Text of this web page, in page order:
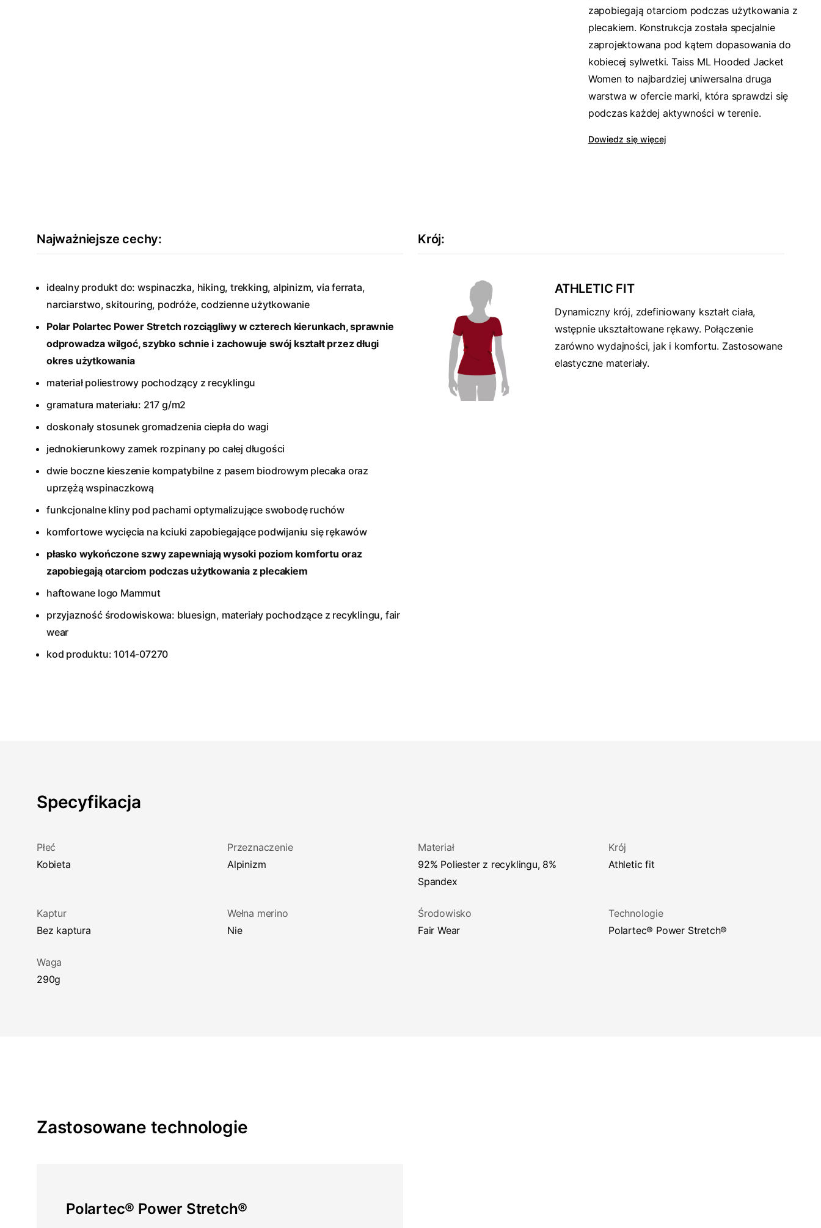
zapobiegają otarciom podczas użytkowania z
plecakiem. Konstrukcja została specjalnie
zaprojektowana pod kątem dopasowania do
kobiecej sylwetki. Taiss ML Hooded Jacket
Women to najbardziej uniwersalna druga
warstwa w ofercie marki, która sprawdzi się
podczas każdej aktywności w terenie.
Dowiedz się więcej
Najważniejsze cechy:
idealny produkt do: wspinaczka, hiking, trekking, alpinizm, via ferrata,
narciarstwo, skitouring, podróże, codzienne użytkowanie
Polar Polartec Power Stretch rozciągliwy w czterech kierunkach, sprawnie
odprowadza wilgoć, szybko schnie i zachowuje swój kształt przez długi
okres użytkowania
materiał poliestrowy pochodzący z recyklingu
gramatura materiału: 217 g/m2
doskonały stosunek gromadzenia ciepła do wagi
jednokierunkowy zamek rozpinany po całej długości
dwie boczne kieszenie kompatybilne z pasem biodrowym plecaka oraz
uprzężą wspinaczkową
funkcjonalne kliny pod pachami optymalizujące swobodę ruchów
komfortowe wycięcia na kciuki zapobiegające podwijaniu się rękawów
płasko wykończone szwy zapewniają wysoki poziom komfortu oraz
zapobiegają otarciom podczas użytkowania z plecakiem
haftowane logo Mammut
przyjazność środowiskowa: bluesign, materiały pochodzące z recyklingu, fair
wear
kod produktu: 1014-07270
Krój:
ATHLETIC FIT
Dynamiczny krój, zdefiniowany kształt ciała,
wstępnie ukształtowane rękawy. Połączenie
zarówno wydajności, jak i komfortu. Zastosowane
elastyczne materiały.
Specyfikacja
Płeć
Kobieta
Przeznaczenie
Alpinizm
Materiał
92% Poliester z recyklingu, 8%
Spandex
Krój
athletic fit
Kaptur
Bez kaptura
Wełna merino
Nie
Środowisko
Fair Wear
Technologie
Polartec® Power Stretch®
Waga
290g
Zastosowane technologie
Polartec® Power Stretch®